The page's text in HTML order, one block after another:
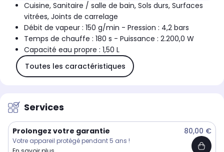
Cuisine, Sanitaire / salle de bain, Sols durs, Surfaces
vitrées, Joints de carrelage
Débit de vapeur : 150 g/min - Pression : 4,2 bars
Temps de chauffe : 180 s - Puissance : 2.200,0 W
Capacité eau propre : 1,50 L
Toutes les caractéristiques
Services
Prolongez votre garantie 80,00 €
Votre appareil protégé pendant 5 ans !